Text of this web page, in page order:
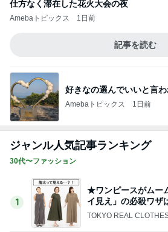
1
イ見え」の必殺ワザ
ズ
2
共感したブログと韓
と
3
しじみちゃんワクチ